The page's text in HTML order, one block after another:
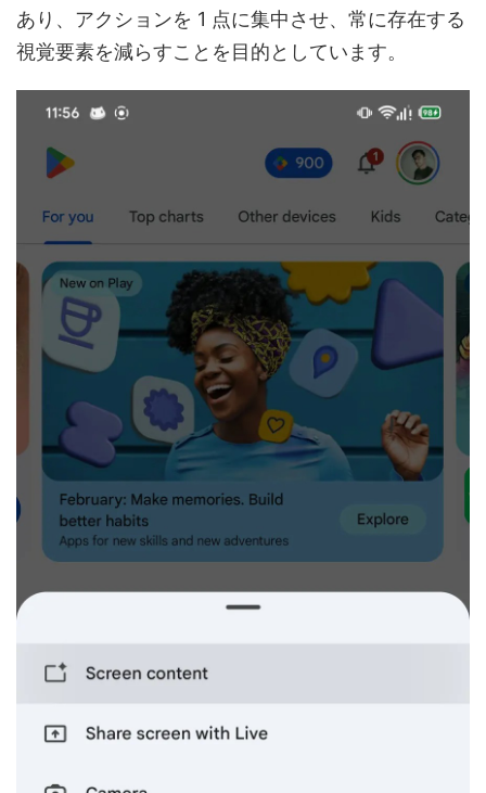
あり、アクションを 1 点に集中させ、常に存在する
視覚要素を減らすことを目的としています。